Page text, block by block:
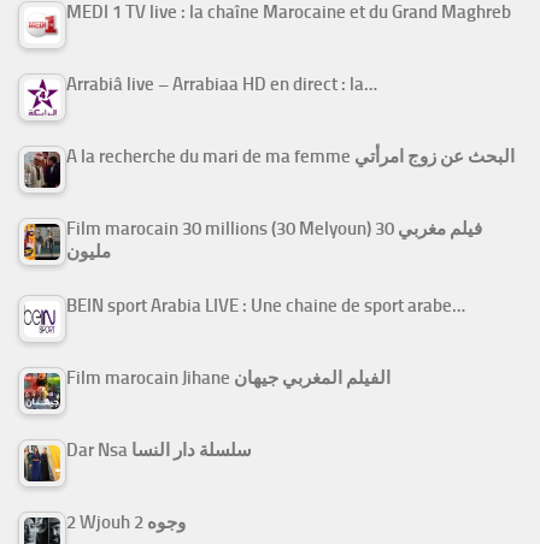
MEDI 1 TV live : la chaîne Marocaine et du Grand Maghreb
Arrabiâ live – Arrabiaa HD en direct : la…
A la recherche du mari de ma femme البحث عن زوج امرأتي
Film marocain 30 millions (30 Melyoun) فيلم مغربي 30
مليون
BEIN sport Arabia LIVE : Une chaine de sport arabe…
Film marocain Jihane الفيلم المغربي جيهان
Dar Nsa سلسلة دار النسا
2 Wjouh 2 وجوه